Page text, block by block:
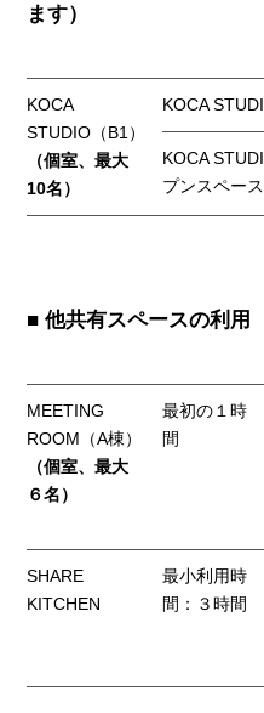
ます）
KOCA
STUDIO（B1）
（個室、最大
10名）
KOCA
KOCA
プンスペース
■ 他共有スペースの利用
MEETING
ROOM（A棟）
（個室、最大
６名）
最初の１時
間
SHARE
KITCHEN
最小利用時
間：３時間